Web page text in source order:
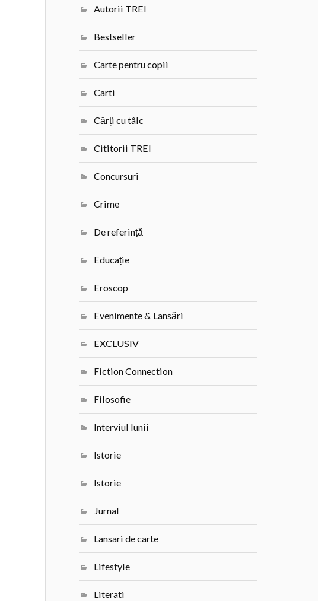
Autorii TREI
Bestseller
Carte pentru copii
Carti
Cărți cu tâlc
Cititorii TREI
Concursuri
Crime
De referință
Educație
Eroscop
Evenimente & Lansări
EXCLUSIV
Fiction Connection
Filosofie
Interviul lunii
Istorie
Istorie
Jurnal
Lansari de carte
Lifestyle
Literati